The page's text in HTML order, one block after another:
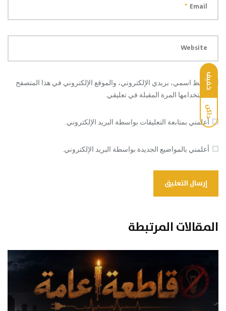
خفيف
داكن
Email
*
Website
احفظ اسمي، بريدي الإلكتروني، والموقع الإلكتروني في هذا المتصفح
لاستخدامها المرة المقبلة في تعليقي.
أعلمني بمتابعة التعليقات بواسطة البريد الإلكتروني.
أعلمني بالمواضيع الجديدة بواسطة البريد الإلكتروني.
المقالات المرتبطة